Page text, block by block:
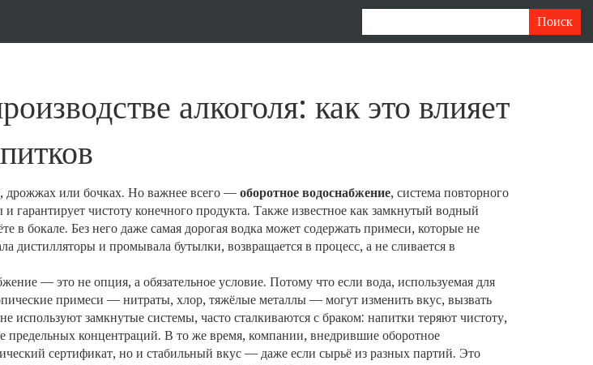
алкоголя: как это влияет
дрожжах или бочках. Но важнее всего — оборотное водоснабжение, система повторного
гарантирует чистоту конечного продукта. Также известное как замкнутый водный
в бокале. Без него даже самая дорогая водка может содержать примеси, которые не
и промывала бутылки, возвращается в процесс, а не сливается в
— это не опция, а обязательное условие. Потому что если вода, используемая для
примеси — нитраты, хлор, тяжёлые металлы — могут изменить вкус, вызвать
замкнутые системы, часто сталкиваются с браком: напитки теряют чистоту,
предельных концентраций. В то же время, компании, внедрившие оборотное
сертификат, но и стабильный вкус — даже если сырьё из разных партий. Это